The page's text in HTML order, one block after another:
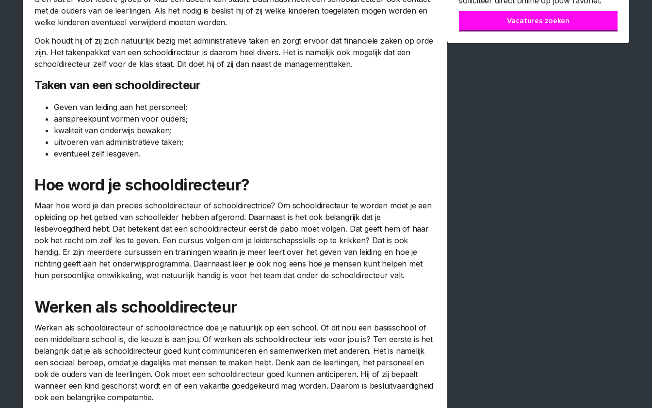
met de ouders van de leerlingen. Als het nodig is beslist hij of zij welke kinderen toegelaten mogen worden en
welke kinderen eventueel verwijderd moeten worden.
Ook houdt hij of zij zich natuurlijk bezig met administratieve taken en zorgt ervoor dat financiële zaken op orde
zijn. Het takenpakket van een schooldirecteur is daarom heel divers. Het is namelijk ook mogelijk dat een
schooldirecteur zelf voor de klas staat. Dit doet hij of zij dan naast de managementtaken.
Taken van een schooldirecteur
Geven van leiding aan het personeel;
aanspreekpunt vormen voor ouders;
kwaliteit van onderwijs bewaken;
uitvoeren van administratieve taken;
eventueel zelf lesgeven.
Hoe word je schooldirecteur?
Maar hoe word je dan precies schooldirecteur of schooldirectrice? Om schooldirecteur te worden moet je een
opleiding op het gebied van schoolleider hebben afgerond. Daarnaast is het ook belangrijk dat je
lesbevoegdheid hebt. Dat betekent dat een schooldirecteur eerst de pabo moet volgen. Dat geeft hem of haar
ook het recht om zelf les te geven. Een cursus volgen om je leiderschapsskills op te krikken? Dat is ook
handig. Er zijn meerdere cursussen en trainingen waarin je meer leert over het geven van leiding en hoe je
richting geeft aan het onderwijsprogramma. Daarnaast leer je ook nog eens hoe je mensen kunt helpen met
hun persoonlijke ontwikkeling, wat natuurlijk handig is voor het team dat onder de schooldirecteur valt.
Werken als schooldirecteur
Werken als schooldirecteur of schooldirectrice doe je natuurlijk op een school. Of dit nou een basisschool of
een middelbare school is, die keuze is aan jou. Of werken als schooldirecteur iets voor jou is? Ten eerste is het
belangrijk dat je als schooldirecteur goed kunt communiceren en samenwerken met anderen. Het is namelijk
een sociaal beroep, omdat je dagelijks met mensen te maken hebt. Denk aan de leerlingen, het personeel en
ook de ouders van de leerlingen. Ook moet een schooldirecteur goed kunnen anticiperen. Hij of zij bepaalt
wanneer een kind geschorst wordt en of een vakantie goedgekeurd mag worden. Daarom is besluitvaardigheid
ook een belangrijkecompetentie.
Vacatures zoeken